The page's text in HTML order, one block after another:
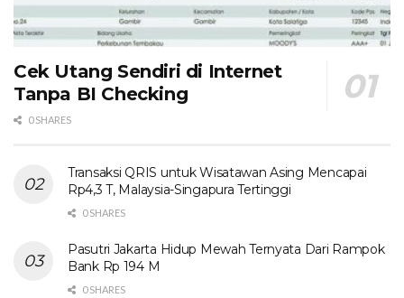
Cek Utang Sendiri di Internet
Tanpa BI Checking
0 SHARES
Transaksi QRIS untuk Wisatawan Asing Mencapai
Rp4,3 T, Malaysia-Singapura Tertinggi
0 SHARES
Pasutri Jakarta Hidup Mewah Ternyata Dari Rampok
Bank Rp 194 M
0 SHARES